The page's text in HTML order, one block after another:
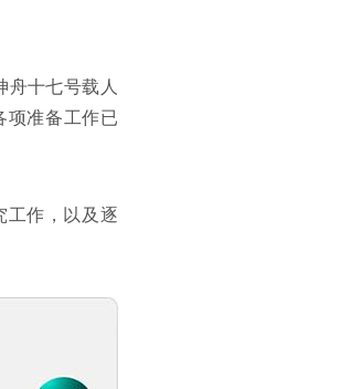
舟十七号载人
项准备工作已
工作，以及逐